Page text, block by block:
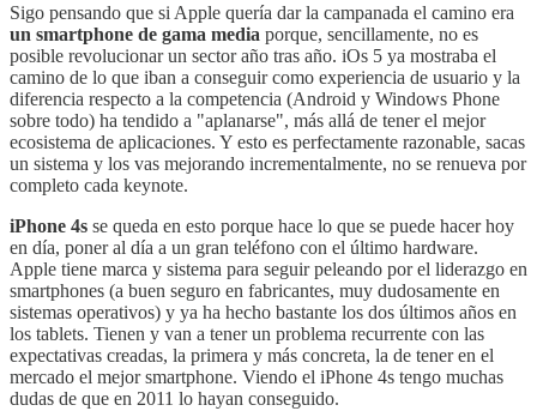
Sigo pensando que si Apple quería dar la campanada el camino era
un smartphone de gama media porque, sencillamente, no es
posible revolucionar un sector año tras año. iOs 5 ya mostraba el
camino de lo que iban a conseguir como experiencia de usuario y la
diferencia respecto a la competencia (Android y Windows Phone
sobre todo) ha tendido a "aplanarse", más allá de tener el mejor
ecosistema de aplicaciones. Y esto es perfectamente razonable, sacas
un sistema y los vas mejorando incrementalmente, no se renueva por
completo cada keynote.
iPhone 4s se queda en esto porque hace lo que se puede hacer hoy
en día, poner al día a un gran teléfono con el último hardware.
Apple tiene marca y sistema para seguir peleando por el liderazgo en
smartphones (a buen seguro en fabricantes, muy dudosamente en
sistemas operativos) y ya ha hecho bastante los dos últimos años en
los tablets. Tienen y van a tener un problema recurrente con las
expectativas creadas, la primera y más concreta, la de tener en el
mercado el mejor smartphone. Viendo el iPhone 4s tengo muchas
dudas de que en 2011 lo hayan conseguido.